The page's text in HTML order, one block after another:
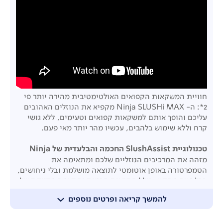
להמשך קריאה ופרטים נוספים
חוויית המשקאות הקפואים האולטימטיבית מהירה יותר פי
2*: ה- Ninja SLUSHi MAX מקפיא את הנוזלים האהובים
עליכם והופך אותם למשקאות קפואים וטעימים, ללא גושי
קרח וללא שימוש בלהבים, עכשיו מהר יותר מאי פעם.
טכנולוגיית SlushAssist החכמה והבלעדית של Ninja
מזהה את המרכיבים הנוזליים שלכם ומתאימה את
הטמפרטורה באופן אוטומטי לתוצאה מושלמת ובלי ניחושים,
בכל פעם מחדש, כולל התראות חכמות והתאמה מדויקת של